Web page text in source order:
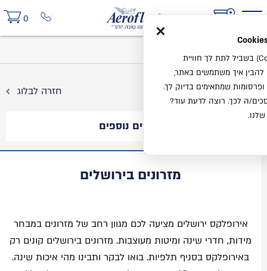
0
חזרה לבלוג
מאמרים נוספים
מזרונים בירושלים
אירופלקס ירושלים מציעה לכם מגוון רחב של מזרונים במבחר
מידות, חדרי שינה ומיטות מעוצבות. מזרונים בירושלים קונים רק
באירופלקס בסניף תלפיות. בואו לבקר ותבינו מהי איכות שינה.
×
אנחנו משתמשים בעוגיות (Cookies) בשביל לתת לך חוויית
להבין איך משתמשים באתר,
שמתאימים בדיוק לך.
ה לכך. רוצה לדעת עוד?